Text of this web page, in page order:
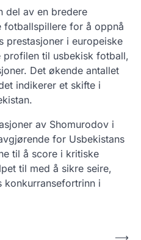
del av en bredere
fotballspillere for å oppnå
prestasjoner i europeiske
til usbekisk fotball,
Det økende antallet
indikerer et skifte i
av Shomurodov i
for Usbekistans
til å score i kritiske
til med å sikre seire,
konkurransefortrinn i
⟶